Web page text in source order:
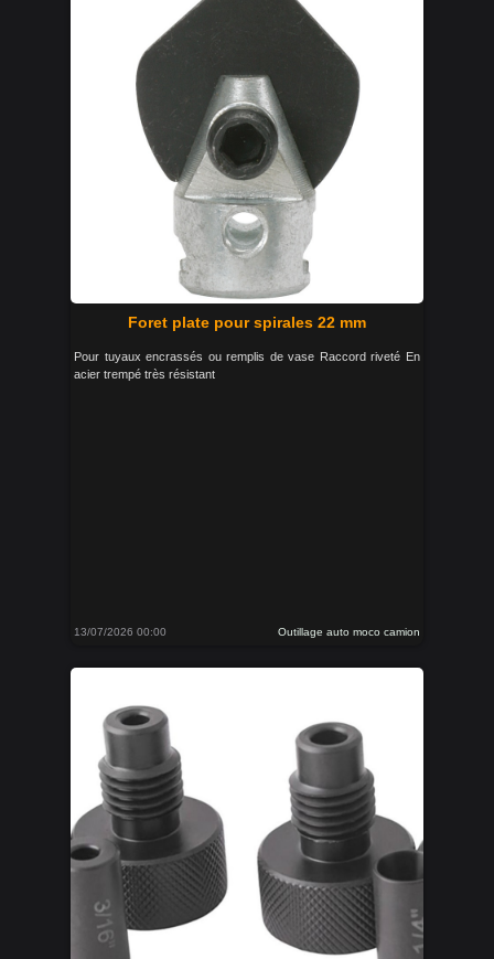
Foret plate pour spirales 22 mm
Pour tuyaux encrassés ou remplis de vase Raccord riveté En
acier trempé très résistant
13/07/2026 00:00 Outillage auto moco camion